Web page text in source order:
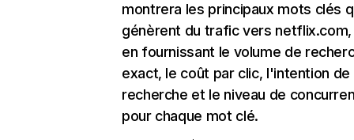
montrera les principaux mots clés
génèrent du trafic vers
en fournissant le volume de
exact, le coût par clic, l'intention de
recherche et le niveau de
pour chaque mot clé.